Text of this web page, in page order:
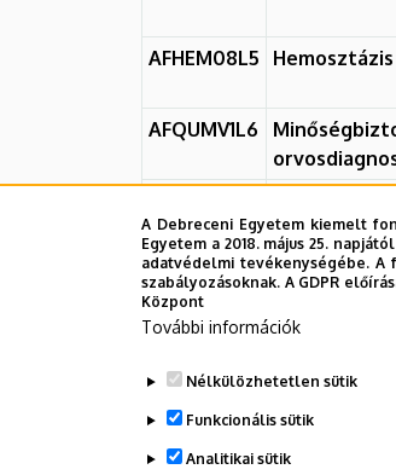
TanszékAFHEM08L5
AFQUMV1L6
Legutóbbi frissítés: 2023. 09. 12.
A Debreceni Egyetem kiemelt
Egyetem a 2018. május 25.
adatvédelmi tevékenységébe.
szabályozásoknak. A GDPR
Központ
További információk
Nélkülözhetetlen sütik
Funkcionális sütik
Analitikai sütik